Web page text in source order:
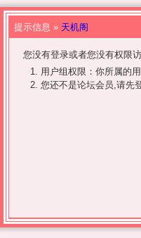
提示信息 » 天机阁
您没有登录或者您没有权限
用户组权限：你所属的
您还不是论坛会员,请先